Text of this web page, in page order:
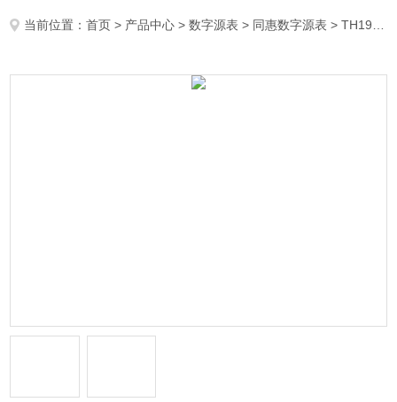
当前位置：首页 > 产品中心 >数字源表 > 同惠数字源表 > TH1991A同惠数字源表